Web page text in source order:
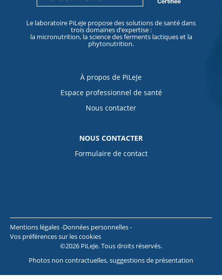
Le laboratoire PiLeJe propose des solutions de santé dans
trois domaines d’expertise :
la micronutrition, la science des ferments lactiques et la
phytonutrition.
À propos de PiLeJe
Espace professionnel de santé
Nous contacter
NOUS CONTACTER
Formulaire de contact
Mentions légales Données personnelles
Vos préférences sur les cookies
©2026 PiLeJe. Tous droits réservés.
Photos non contractuelles, suggestions de présentation